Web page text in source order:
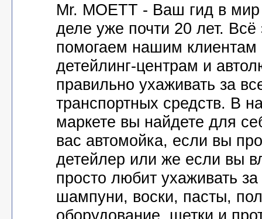
Mr. MOETT - Ваш гид в
деле уже почти 20 лет.
помогаем нашим клиентам
детейлинг-центрам и
правильно ухаживать за
транспортных средств. В
маркете вы найдете для
вас автомойка, если вы
детейлер или же если вы
просто любит ухаживать
шампуни, воски, пасты,
оборудование, щетки и